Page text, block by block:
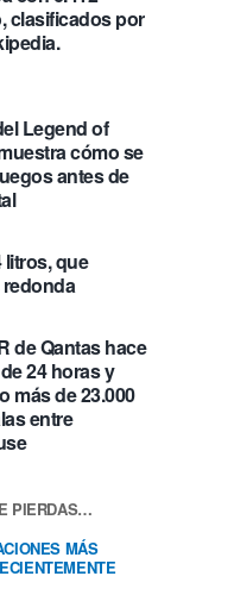
clasificados por
Legend of
cómo se
antes de
litros, que
de Qantas hace
24 horas y
más de 23.000
entre
PIERDAS…
MÁS